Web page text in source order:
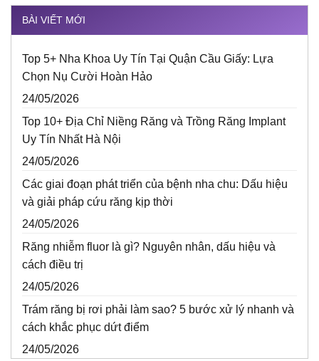
BÀI VIẾT MỚI
Top 5+ Nha Khoa Uy Tín Tại Quận Cầu Giấy: Lựa
Chọn Nụ Cười Hoàn Hảo
24/05/2026
Top 10+ Địa Chỉ Niềng Răng và Trồng Răng Implant
Uy Tín Nhất Hà Nội
24/05/2026
Các giai đoạn phát triển của bệnh nha chu: Dấu hiệu
và giải pháp cứu răng kịp thời
24/05/2026
Răng nhiễm fluor là gì? Nguyên nhân, dấu hiệu và
cách điều trị
24/05/2026
Trám răng bị rơi phải làm sao? 5 bước xử lý nhanh và
cách khắc phục dứt điểm
24/05/2026